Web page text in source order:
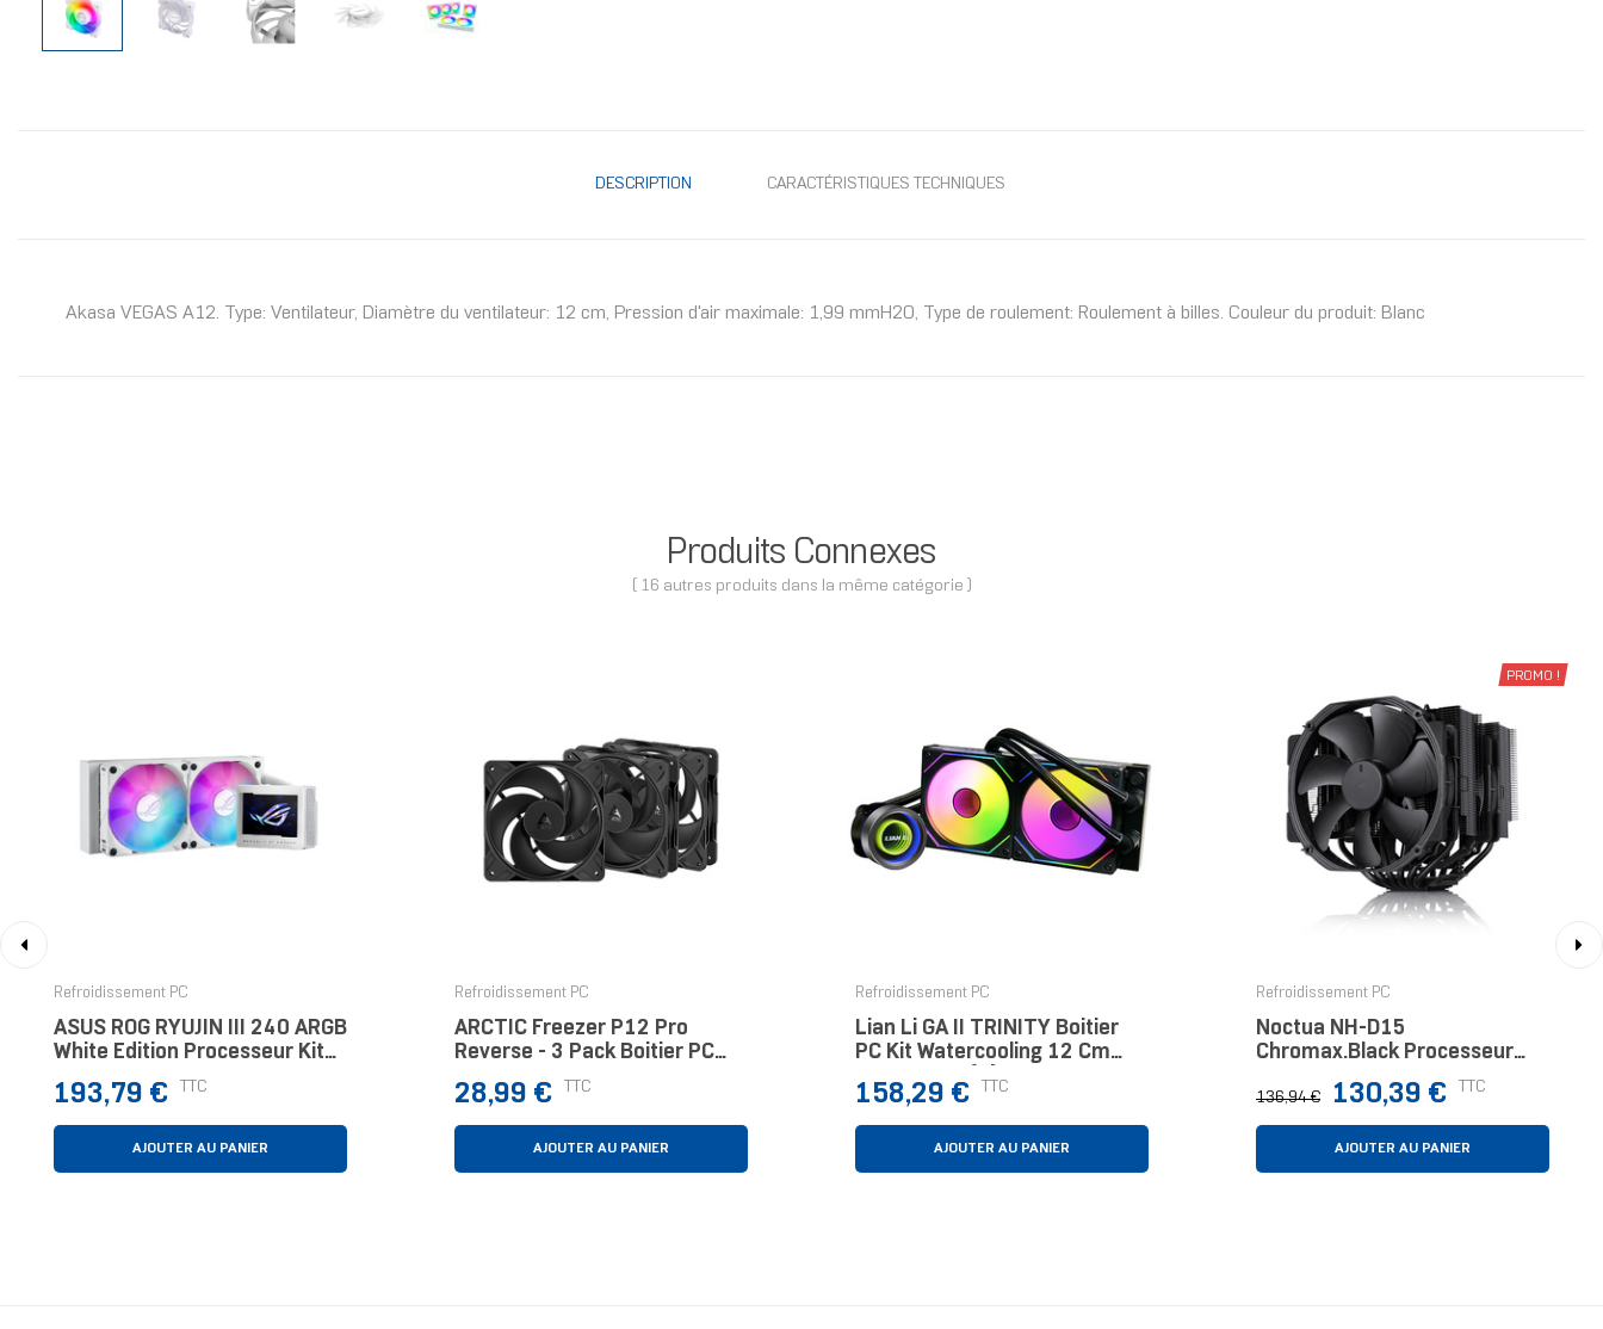
DESCRIPTION CARACTÉRISTIQUES TECHNIQUES
Akasa VEGAS A12. Type: Ventilateur, Diamètre du ventilateur: 12 cm, Pression d'air maximale: 1,99 mmH2O, Type de roulement: Roulement à billes. Couleur du produit: Blanc
Produits Connexes
( 16 autres produits dans la même catégorie )
Refroidissement PC
ASUS ROG RYUJIN III 240 ARGB
White Edition Processeur Kit
Watercooling 12 Cm Blanc 1
Pièce(s)
Prix
193,79 € TTC
AJOUTER AU PANIER
Refroidissement PC
ARCTIC Freezer P12 Pro
Reverse - 3 Pack Boitier PC
Ventilateur 12 Cm Noir 3
Pièce(s)
Prix
28,99 € TTC
AJOUTER AU PANIER
Refroidissement PC
Lian Li GA II TRINITY Boitier
PC Kit Watercooling 12 Cm
Noir 1 Pièce(s)
Prix
158,29 € TTC
AJOUTER AU PANIER
PROMO !
Refroidissement PC
Noctua NH-D15
Chromax.black Processeur
Refroidisseur 15 Cm Noir
Prix
normal
136,94 € Prix
130,39 € TTC
AJOUTER AU PANIER